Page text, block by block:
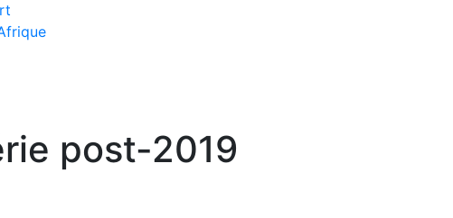
post-2019